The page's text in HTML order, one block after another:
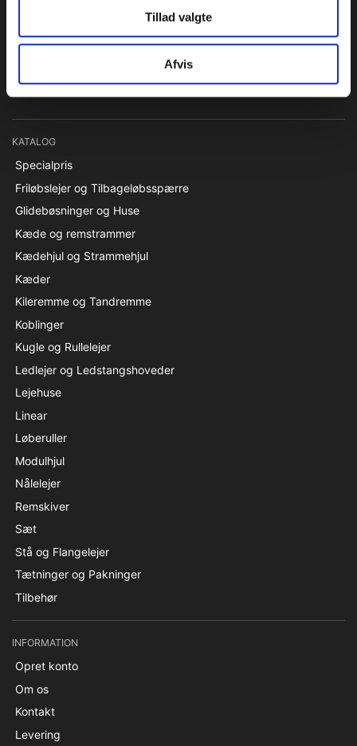
Tillad valgte
Afvis
Papegøjevej 7, 6270 Tønder
CVR 27216129
KATALOG
Specialpris
Friløbslejer og Tilbageløbsspærre
Glidebøsninger og Huse
Kæde og remstrammer
Kædehjul og Strammehjul
Kæder
Kileremme og Tandremme
Koblinger
Kugle og Rullelejer
Ledlejer og Ledstangshoveder
Lejehuse
Linear
Løberuller
Modulhjul
Nålelejer
Remskiver
Sæt
Stå og Flangelejer
Tætninger og Pakninger
Tilbehør
INFORMATION
Opret konto
Om os
Kontakt
Levering